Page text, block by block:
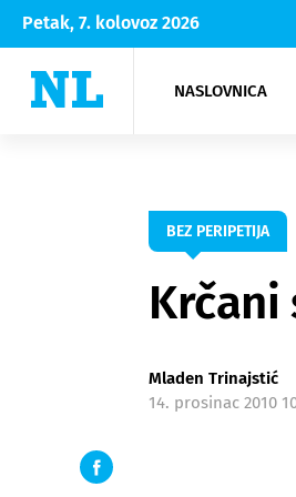
Petak, 7. kolovoz 2026
NASLOVNICA
BEZ PERIPETIJA
Krčani
Mladen Trinajstić
14. prosinac 2010